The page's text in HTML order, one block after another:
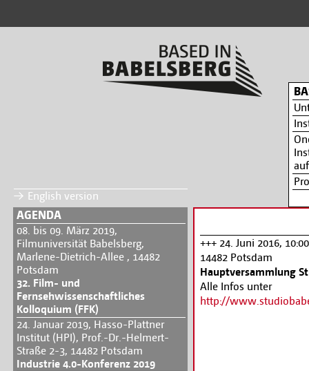
English version
AGENDA
08. bis 09. März 2019,
Filmuniversität Babelsberg,
Marlene-Dietrich-Allee , 14482
Potsdam
32. Film- und
Fernsehwissenschaftliches
Kolloquium (FFK)
24. Januar 2019, Hasso-Plattner
Institut (HPI), Prof.-Dr.-Helmert-
Straße 2-3, 14482 Potsdam
Industrie 4.0-Konferenz 2019
+++ 24. Juni 2016,
14482 Potsdam
Hauptversammlung
Alle Infos unter
http://